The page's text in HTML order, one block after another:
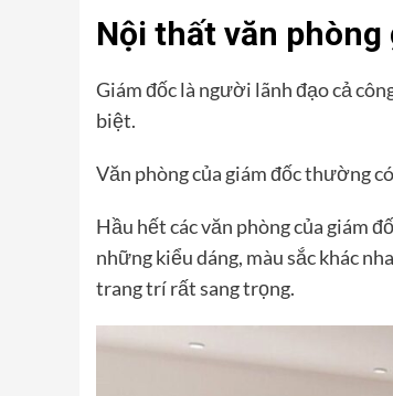
Nội thất văn phòng
Giám đốc là người lãnh đạo cả
biệt.
Văn phòng của giám đốc thường
Hầu hết các văn phòng của giám
những kiểu dáng, màu sắc khác
trang trí rất sang trọng.